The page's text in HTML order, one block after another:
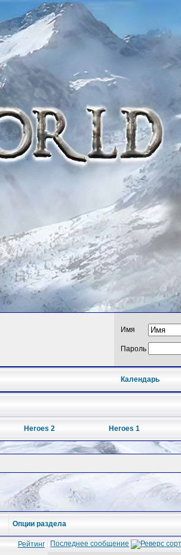
Имя
Пароль
Календарь
Heroes 2 Heroes 1
Опции раздела
Рейтинг Последнее сообщение